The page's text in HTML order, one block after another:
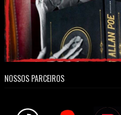
NOSSOS PARCEIROS